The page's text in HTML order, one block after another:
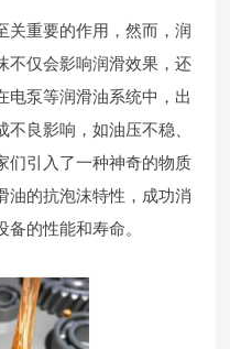
关重要的作用，然而，润
不仅会影响润滑效果，还
电泵等润滑油系统中，出
良影响，如油压不稳、
们引入了一种神奇的物质
的抗泡沫特性，成功消
的性能和寿命。